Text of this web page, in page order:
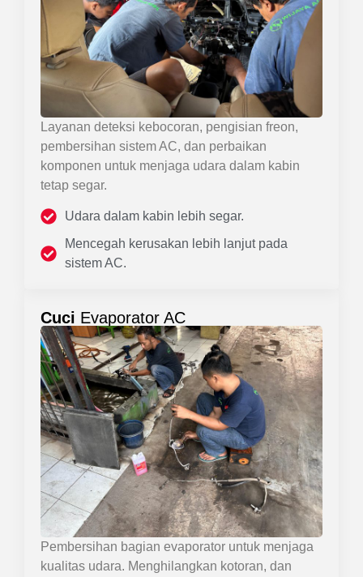
Layanan deteksi kebocoran, pengisian freon,
pembersihan sistem AC, dan perbaikan
komponen untuk menjaga udara dalam kabin
tetap segar.
Udara dalam kabin lebih segar.
Mencegah kerusakan lebih lanjut pada
sistem AC.
Cuci Evaporator AC
Pembersihan bagian evaporator untuk menjaga
kualitas udara. Menghilangkan kotoran, dan